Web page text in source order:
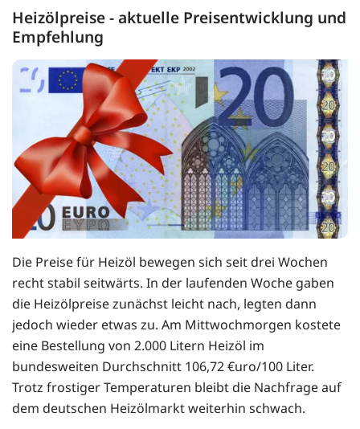
Heizölpreise - aktuelle Preisentwicklung und
Empfehlung
Die Preise für Heizöl bewegen sich seit drei Wochen
recht stabil seitwärts. In der laufenden Woche gaben
die Heizölpreise zunächst leicht nach, legten dann
jedoch wieder etwas zu. Am Mittwochmorgen kostete
eine Bestellung von 2.000 Litern Heizöl im
bundesweiten Durchschnitt 106,72 €uro/100 Liter.
Trotz frostiger Temperaturen bleibt die Nachfrage auf
dem deutschen Heizölmarkt weiterhin schwach.